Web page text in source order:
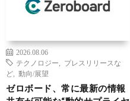
2026.08.06
テクノロジー
プレスリリースな
ど
動向/展望
ゼロボード、常に最新の情報